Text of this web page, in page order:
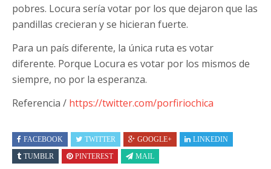
pobres. Locura sería votar por los que dejaron que las
pandillas crecieran y se hicieran fuerte.
Para un país diferente, la única ruta es votar
diferente. Porque Locura es votar por los mismos de
siempre, no por la esperanza.
Referencia / https://twitter.com/porfiriochica
FACEBOOK TWITTER GOOGLE+
LINKEDIN
TUMBLR
PINTEREST MAIL